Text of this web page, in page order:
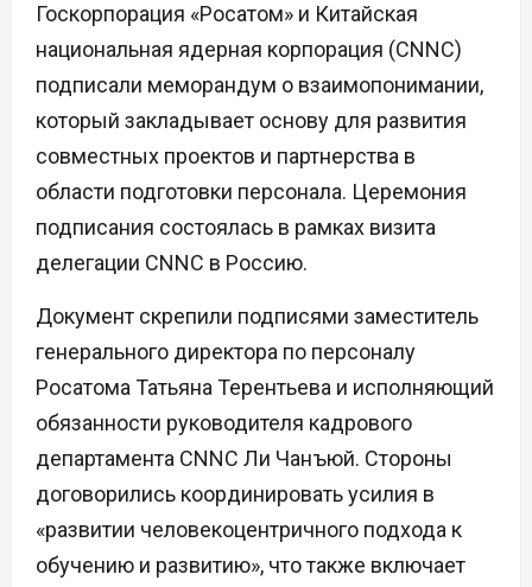
Госкорпорация «Росатом» и Китайская
национальная ядерная корпорация (CNNC)
подписали меморандум о взаимопонимании,
который закладывает основу для развития
совместных проектов и партнерства в
области подготовки персонала. Церемония
подписания состоялась в рамках визита
делегации CNNC в Россию.
Документ скрепили подписями заместитель
генерального директора по персоналу
Росатома Татьяна Терентьева и исполняющий
обязанности руководителя кадрового
департамента CNNC Ли Чанъюй. Стороны
договорились координировать усилия в
«развитии человекоцентричного подхода к
обучению и развитию», что также включает